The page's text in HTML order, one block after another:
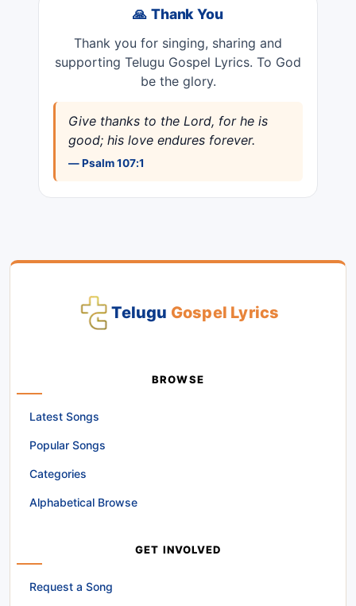
🙏 Thank You
Thank you for singing, sharing and
supporting Telugu Gospel Lyrics. To God
be the glory.
Give thanks to the Lord, for he is
good; his love endures forever.
— Psalm 107:1
Telugu Gospel Lyrics
BROWSE
Latest Songs
Popular Songs
Categories
Alphabetical Browse
GET INVOLVED
Request a Song